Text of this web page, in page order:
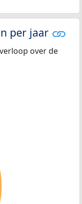
per jaar
over de